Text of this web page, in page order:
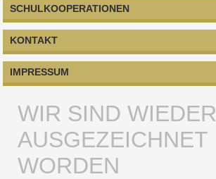
SCHULKOOPERATIONEN
KONTAKT
IMPRESSUM
WIR SIND WIEDER
AUSGEZEICHNET
WORDEN